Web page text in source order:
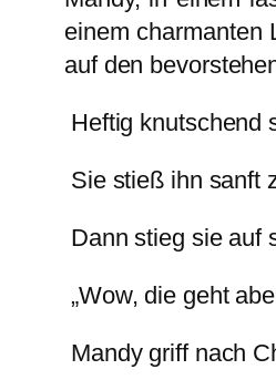
einem charmanten
auf den
Heftig knutschend
Sie stieß ihn sanft
Dann stieg sie auf
„Wow, die geht
Mandy griff nach